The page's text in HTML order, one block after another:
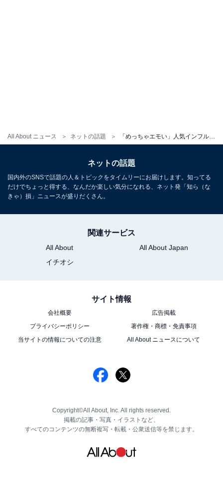
All About ニュース ネットの話題
ネットの話題
国内外のSNSで話題の人＆トピックをタイムリーにお届けします。知ってる
だけでちょっと得する、なんだか楽しい気分になれる、ネット発「知ら（な
きゃ）損」ニュースが盛りだくさん。
関連サービス
All About
All About Japan
イチオシ
サイト情報
会社概要
広告掲載
プライバシーポリシー
著作権・商標・免責事項
当サイトの情報についての注意
All About ニュースについて
Copyright©All About, Inc. All rights reserved.
掲載の記事・写真・イラストなど、
すべてのコンテンツの無断複写・転載・公衆送信等を禁じます。